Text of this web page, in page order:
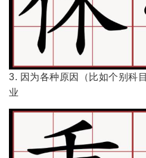
3. 因为各种原因（比如个别科
业